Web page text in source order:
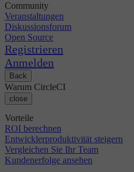
Community
Veranstaltungen
Diskussionsforum
Open Source
Registrieren
Anmelden
Back
Warum CircleCI
close
Vorteile
ROI berechnen
Entwicklerproduktivität steigern
Vergleichen Sie Ihr Team
Kundenerfolge ansehen